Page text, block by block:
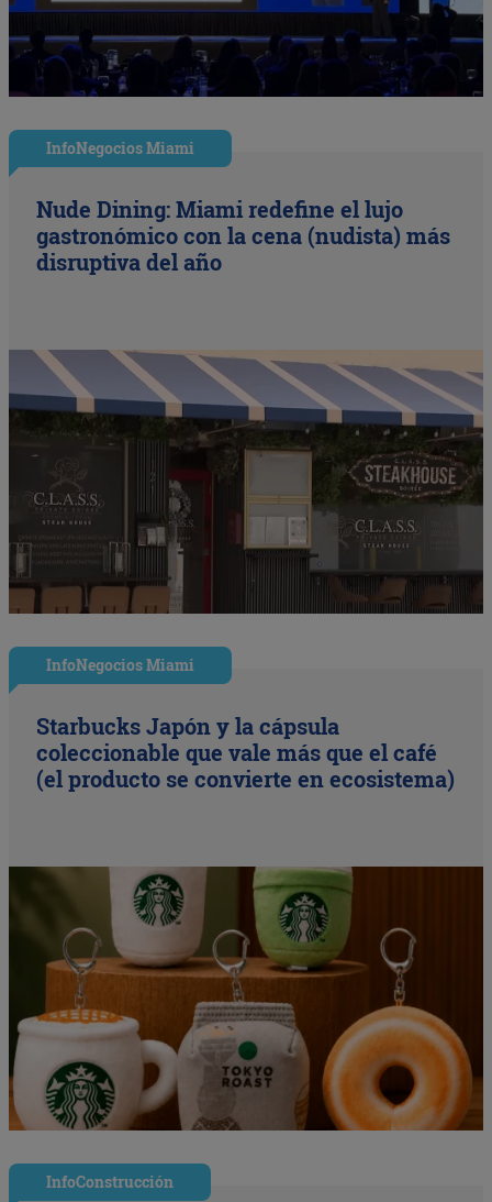
InfoNegocios Miami
Nude Dining: Miami redefine el lujo
gastronómico con la cena (nudista) más
disruptiva del año
InfoNegocios Miami
Starbucks Japón y la cápsula
coleccionable que vale más que el café
(el producto se convierte en ecosistema)
InfoConstrucción